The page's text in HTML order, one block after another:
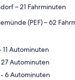
– 21 Fahrminuten
(PEF) – 62
‪Gasthof "Zur Linde - ‬11 Autominuten
‪Sauziner Dorfkrug - ‬27 Autominuten
‪Campertreff Lassan - ‬6 Autominuten